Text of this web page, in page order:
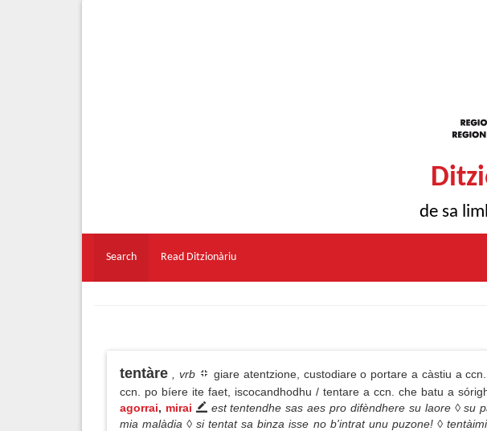
de sa
Search Read Ditzionàriu
tentàre , vrb
giare atentzione, custodiare o portare a càstiu a
ccn. po bíere ite faet, iscocandhodhu / tentare a ccn. che batu a
agorrai, mirai
est tentendhe sas aes pro difèndhere su laore ◊ su
mia malàdia ◊ si tentat sa binza isse no b'intrat unu puzone! ◊